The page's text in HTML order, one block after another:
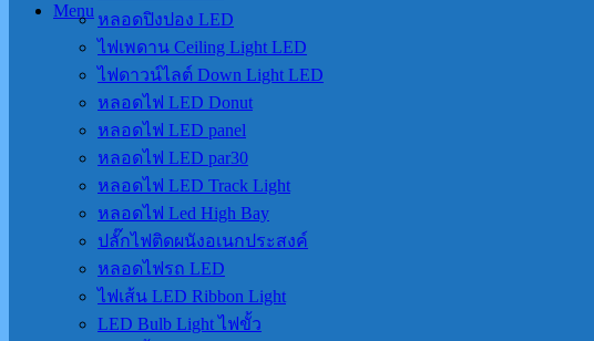
Menu หลอดปิงปอง LED
ไฟเพดาน Ceiling Light LED
ไฟดาวน์ไลต์ Down Light LED
หลอดไฟ LED Donut
หลอดไฟ LED panel
หลอดไฟ LED par30
หลอดไฟ LED Track Light
หลอดไฟ Led High Bay
ปลั๊กไฟติดผนังอเนกประสงค์
หลอดไฟรถ LED
ไฟเส้น LED Ribbon Light
LED Bulb Light ไฟขั้ว